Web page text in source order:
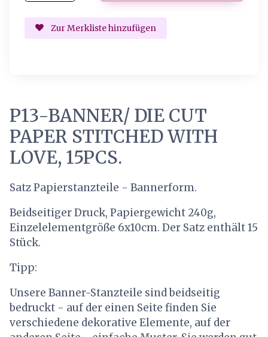
Zur Merkliste hinzufügen
P13-BANNER/ DIE CUT
PAPER STITCHED WITH
LOVE, 15PCS.
Satz Papierstanzteile - Bannerform.
Beidseitiger Druck, Papiergewicht 240g,
Einzelelementgröße 6x10cm. Der Satz enthält 15
Stück.
Tipp:
Unsere Banner-Stanzteile sind beidseitig
bedruckt - auf der einen Seite finden Sie
verschiedene dekorative Elemente, auf der